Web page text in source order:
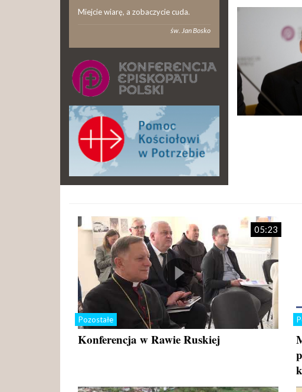
Miejcie wiarę, a zobaczycie cuda.
św. Jan Bosko
Pozostałe
05:23
Konferencja w Rawie Ruskiej